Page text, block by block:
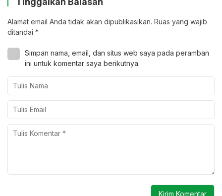
Alamat email Anda tidak akan dipublikasikan. Ruas yang wajib
ditandai *
Simpan nama, email, dan situs web saya pada peramban
ini untuk komentar saya berikutnya.